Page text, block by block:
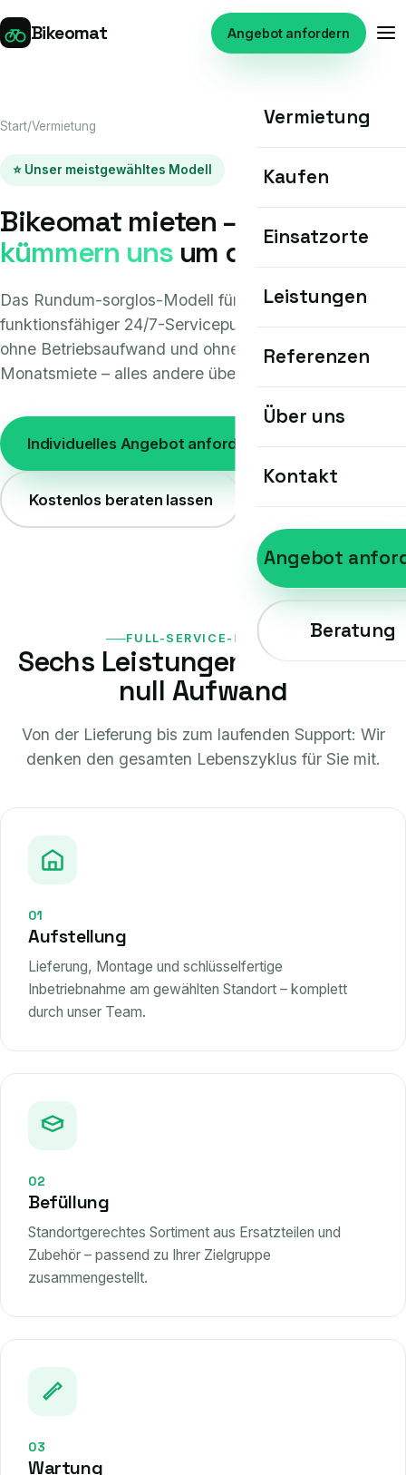
Bikeomat Angebot anfordern
Vermietung
Kaufen
Einsatzorte
Leistungen
Referenzen
Über uns
Kontakt
Angebot
Beratung
Start/Vermietung
⭐ Unser meistgewähltes Modell
Bikeomat mieten –
wir
kümmern unsum den Rest
Das Rundum-sorglos-Modell für Ihren Standort: voll
funktionsfähiger 24/7-Servicepunkt ohne Investition,
ohne Betriebsaufwand und ohne Risiko. Eine planbare
Monatsmiete – alles andere übernehmen wir.
Individuelles Angebot anfordern
Kostenlos beraten lassen
FULL-SERVICE-KONZEPT
Sechs Leistungen, ein Preis –
null Aufwand
Von der Lieferung bis zum laufenden Support: Wir
denken den gesamten Lebenszyklus für Sie mit.
01
Aufstellung
Lieferung, Montage und schlüsselfertige
Inbetriebnahme am gewählten Standort – komplett
durch unser Team.
02
Befüllung
Standortgerechtes Sortiment aus Ersatzteilen und
Zubehör – passend zu Ihrer Zielgruppe
zusammengestellt.
03
Wartung